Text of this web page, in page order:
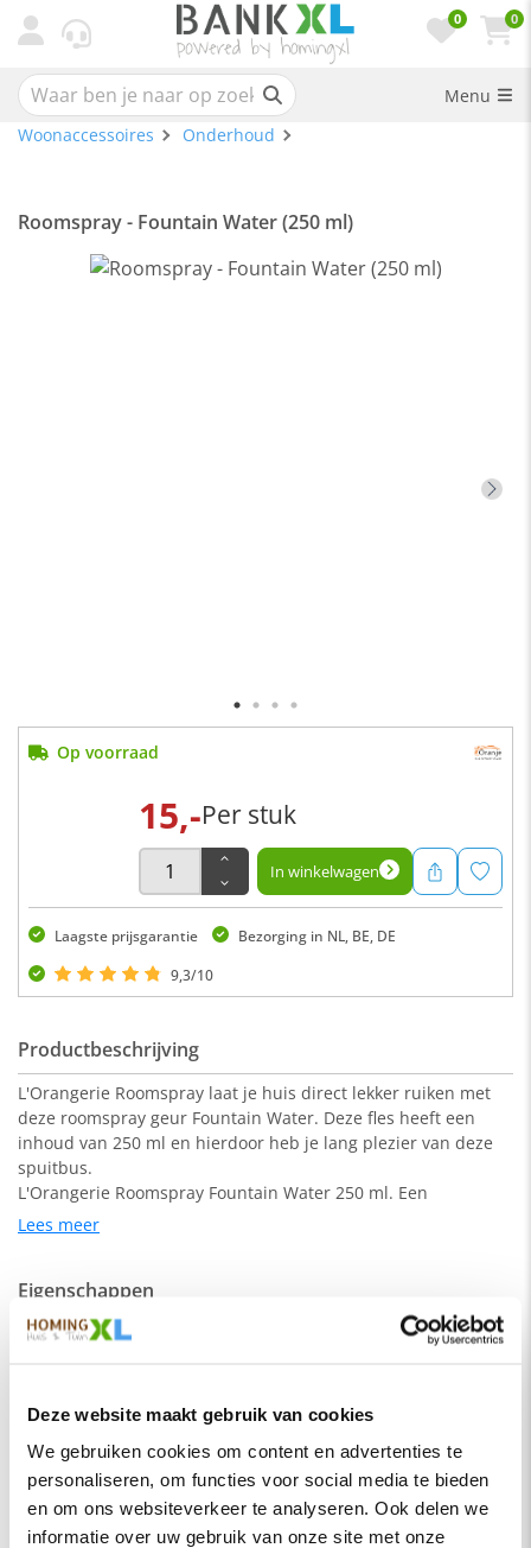
Deze website maakt gebruik van cookies
We gebruiken cookies om content en advertenties te
personaliseren, om functies voor social media te bieden
en om ons websiteverkeer te analyseren. Ook delen we
informatie over uw gebruik van onze site met onze
0 0
Menu
Woonaccessoires
Onderhoud
Roomspray - Fountain Water (250 ml)
Op voorraad
15,-Per stuk
In winkelwagen
Laagste prijsgarantie
Bezorging in NL, BE, DE
9,3/10
Productbeschrijving
L'Orangerie Roomspray laat je huis direct lekker ruiken met
deze roomspray geur Fountain Water. Deze fles heeft een
inhoud van 250 ml en hierdoor heb je lang plezier van deze
spuitbus.
L'Orangerie Roomspray Fountain Water 250 ml. Een
klaterende fontein die Italiaanse citrusvruchten combineert
achtergrond een zonnestraal die het geheel lichtjes
verwarmt. Top: Italiaanse bergamot, citroen, ‘groen’ water
Hart: lelietje-van-dalen, roos, jasmijn, magnolia, ozon
Dit product valt onder de categorieonderhoud
profiteer je altijd van de laagste prijsgarantie op al onze
woonaccessoires . Voor meer inspiratie kun je ook terecht in
onzeshowroomvan 1200m² in Vianen, 10 autominuten van
Utrecht.
Lees meer
Eigenschappen
SKU
Soort
Onderhoudsmiddelen
Kleur
Transparant
Klassiek